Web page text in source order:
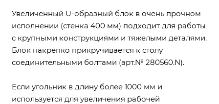
Увеличенный U-образный блок в очень прочном
исполнении (стенка 400 мм) подходит для работы
с крупными конструкциями и тяжелыми деталями.
Блок накрепко прикручивается к столу
соединительными болтами (арт.№ 280560.N).
Если угольник в длину более 1000 мм и
используется для увеличения рабочей